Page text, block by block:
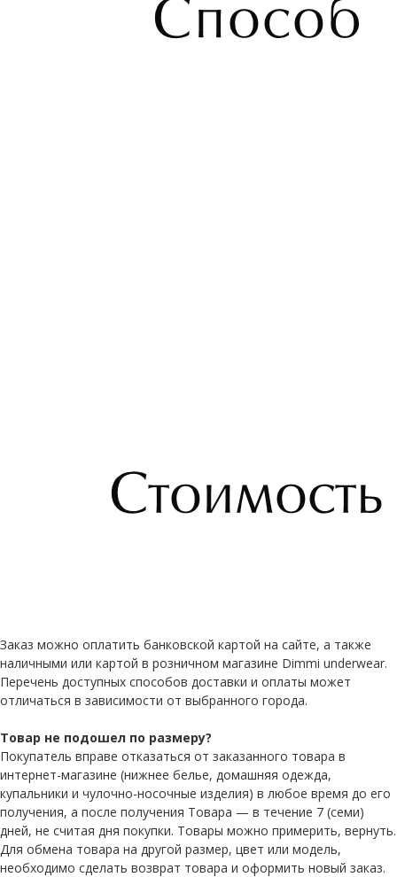
Заказ можно оплатить банковской картой на сайте, а также
наличными или картой в розничном магазине Dimmi underwear.
Перечень доступных способов доставки и оплаты может
отличаться в зависимости от выбранного города.
Товар не подошел по размеру?
Покупатель вправе отказаться от заказанного товара в
интернет-магазине (нижнее белье, домашняя одежда,
купальники и чулочно-носочные изделия) в любое время до его
получения, а после получения Товара — в течение 7 (семи)
дней, не считая дня покупки. Товары можно примерить, вернуть.
Для обмена товара на другой размер, цвет или модель,
необходимо сделать возврат товара и оформить новый заказ.